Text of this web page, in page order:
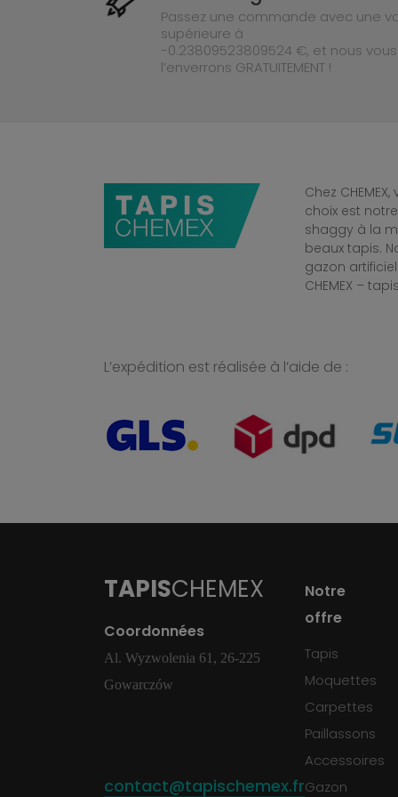
Passez une commande avec une
supérieure à
-0.23809523809524 €, et nous vous
l’enverrons GRATUITEMENT !
Chez
choix est
shaggy à la
beaux tapis.
gazon artificiel.
CHEMEX –
L’expédition est réalisée à l’aide de :
TAPISCHEMEX
Coordonnées
Al. Wyzwolenia 61, 26-225
Gowarczów
contact@tapischemex.fr
Notre
offre
Tapis
Moquettes
Carpettes
Paillassons
Accessoires
Gazon